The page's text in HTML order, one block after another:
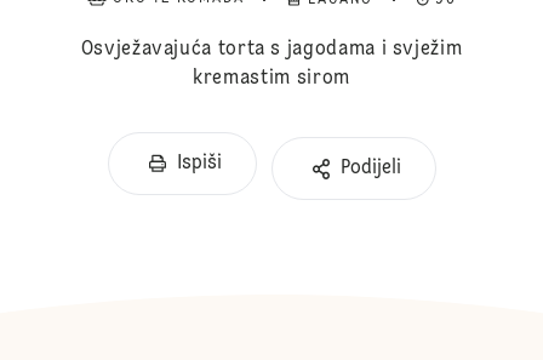
Osvježavajuća torta s jagodama i svježim
kremastim sirom
Ispiši Podijeli